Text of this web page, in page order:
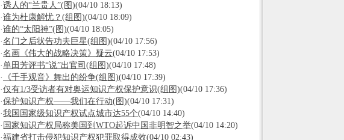
·诱人的“兰贵人”(图)(04/10 18:13)
·谁为杜康解忧？(组图)(04/10 18:09)
·谁的“太阳神”(图)(04/10 18:05)
·名门之后状告功夫巨星(组图)(04/10 17:56)
·名画《伟大的战略决策》疑云(04/10 17:53)
·单田芳评书“说”出官司(组图)(04/10 17:48)
·
《千手观音》舞出的纷争(组图)(04/10 17:39)
·仅有1/3受访者有对奥运知识产权保护意识(组图)(04/10 17:36)
·保护知识产权——我们在行动(图)(04/10 17:31)
·我国国家级知识产权试点城市达55个(04/10 14:40)
· 国家知识产权局称美国到WTO起诉中国非明智之举(04/10 14:20)
·福建省打击侵犯知识产权犯罪取得成效(04/10 02:43)